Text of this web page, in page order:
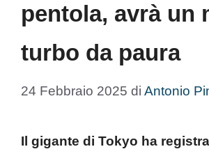
pentola, avrà un
turbo da paura
24 Febbraio 2025 di Antonio
Il gigante di Tokyo ha